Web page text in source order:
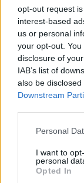
opt-out request
interest-based
us or personal
your opt-out.
disclosure of
IAB’s list of
also be
Downstream
Personal
I want to
personal
Opted In
Μην
Άγριος θάνατος
Τον ξυλοκόπησαν
κινητό και χρήματα